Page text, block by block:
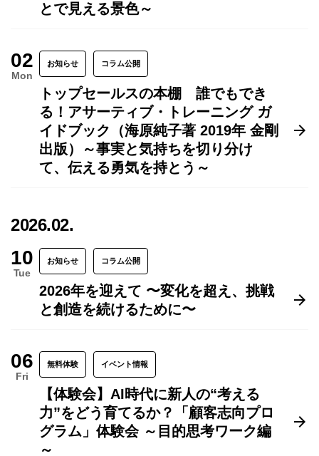
とで見える景色～
02
Mon
お知らせ コラム公開
トップセールスの本棚 誰でもでき
る！アサーティブ・トレーニング ガ
イドブック（海原純子著 2019年 金剛
出版）～事実と気持ちを切り分け
て、伝える勇気を持とう～
2026.02.
10
Tue
お知らせ コラム公開
2026年を迎えて 〜変化を超え、挑戦
と創造を続けるために〜
06
Fri
無料体験 イベント情報
【体験会】AI時代に新人の“考える
力”をどう育てるか？「顧客志向プロ
グラム」体験会 ～目的思考ワーク編
～